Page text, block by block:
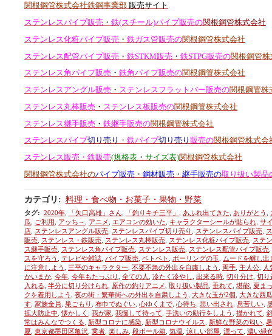
関根鋼管株式会社鉄鋼事業部 販売サイト
ステンレスパイプ販売 ・ 鉄(スチール)パイプ販売の関根鋼管株式会社
ステンレス化粧パイプ販売 ・ 鉄ガス管販売の関根鋼管株式会社
ステンレス配管パイプ販売 ・ 鉄STKM販売 ・ 鉄STPG販売の関根鋼管株
ステンレス角パイプ販売 ・ 鉄角パイプ販売の関根鋼管株式会社
ステンレスアングル販売 ・ ステンレスフラットバー販売の関根鋼管株
ステンレス丸棒販売 ・ ステンレス板販売の関根鋼管株式会社
ステンレス継手販売 ・ 鉄継手販売の関根鋼管株式会社
ステンレスパイプ切り売り ・ 鉄パイプ切り売り 販売の関根鋼管株式会
ステンレス販売・鉄販売(規格表 ・ サイズ表)関根鋼管株式会社
関根鋼管株式会社のパイプ販売 ・ 鋼材販売 ・ 継手販売の取り扱い製品
カテゴリ : 料理・食べ物・お菓子・果物・野菜
タグ: 2020年, 「矢口高雄」さん, 「釣りキチ三平」 , あふれ出てきた, ありがとう ,
瓜, ご利用, アッち～, アニメ, エアコンの効いた, キャラクターシールが貼られ, サ
店, ステンレスアングル販売, ステンレスパイプ切り売り, ステンレスパイプ販売,
販売, ステンレス・鉄販売, ステンレス丸棒販売, ステンレス化粧パイプ販売, ステ
ス継手販売, ステンレス角パイプ販売, ステンレス販売, ステンレス配管パイプ販売,
スを守ろう , テレビや雑誌, パイプ販売, ベトベト, ボーリングの玉, ムードを醸し出
に注意しよう , 三平のキャラクター, 不要不急の外出を自粛しよう , 両手, 主人公, 人
かいまか, 今年, 今年もたっぷり, 全ての人, 冷たく冷やし, 出来る時, 切り分け, 切り
入れる, 半分に切り分けられ, 原作の釣りアニメ, 取り扱い製品, 垂れて, 堪能, 夏ま
クを着用しよう , 夜の街・繁華街への外出を自粛しよう , 大きな玉が2個, 大きな西瓜
す, 家族全員, 巣ごもり, 布巾でぬぐい, 心ゆくまで, 心待ち, 思い出され, 息苦しい,
拡大防止中, 懐かしく , 我が家, 我慢して待って, 手洗いの励行をしよう , 描かれて,
常はみんなでつくる, 新型コロナに感染, 新型コロナウイルス, 新鮮な野菜の匂い,
夏, 東京都墨田区亀沢, 業者, 楽しみ, 段ボール箱, 気温, 涼しい部屋, 漂って, 濃い緑